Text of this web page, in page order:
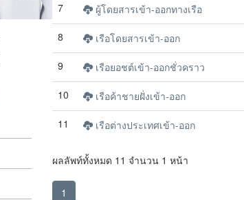
7 ผู้โดยสารเข้า-ออกทางเรือ
8 เรือโดยสารเข้า-ออก
9 เรือยอชต์เข้า-ออกชั่วคราว
10 เรือค้าชายฝั่งเข้า-ออก
11 เรือต่างประเทศเข้า-ออก
ผลลัพท์ทั้งหมด 11 จำนวน 1 หน้า
1